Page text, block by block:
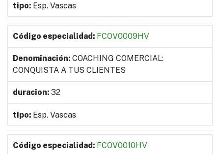
Esp. Vascas
FCOV0009HV
COACHING COMERCIAL:
CONQUISTA A TUS CLIENTES
32
Esp. Vascas
FCOV0010HV